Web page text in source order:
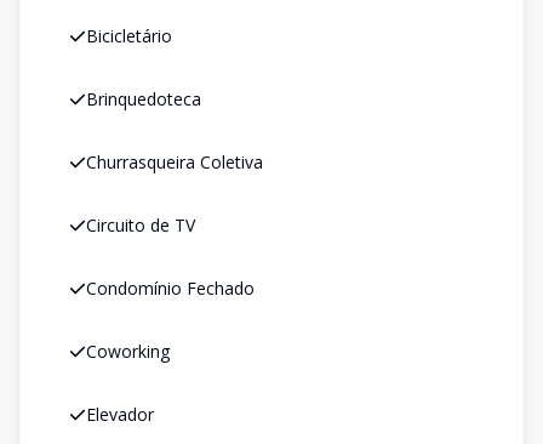
Bicicletário
Brinquedoteca
Churrasqueira Coletiva
Circuito de TV
Condomínio Fechado
Coworking
Elevador